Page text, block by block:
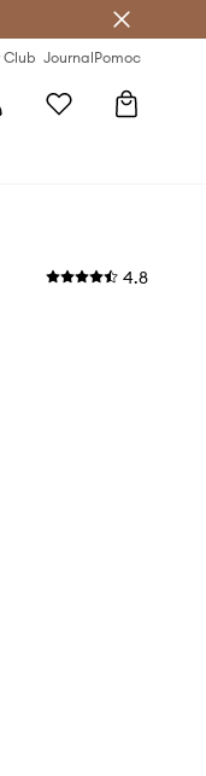
Club JournalPomoc
4.8